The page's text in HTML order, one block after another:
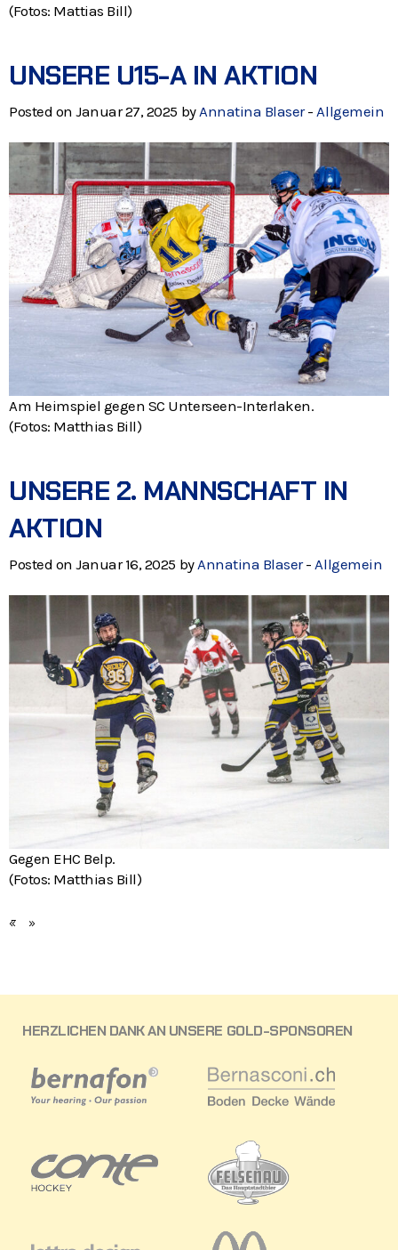
(Fotos: Mattias Bill)
UNSERE U15-A IN AKTION
Posted on Januar 27, 2025 by Annatina Blaser- Allgemein
Am Heimspiel gegen SC Unterseen-Interlaken.
(Fotos: Matthias Bill)
UNSERE 2. MANNSCHAFT IN
AKTION
Posted on Januar 16, 2025 byAnnatina Blaser-Allgemein
Gegen EHC Belp.
(Fotos: Matthias Bill)
« »
HERZLICHEN DANK AN UNSERE GOLD-SPONSOREN